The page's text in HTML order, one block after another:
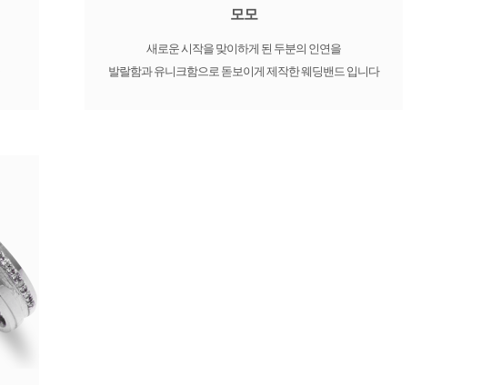
모모
새로운 시작을 맞이하게 된 두분의 인연을
발랄함과 유니크함으로 돋보이게 제작한 웨딩밴드 입니다